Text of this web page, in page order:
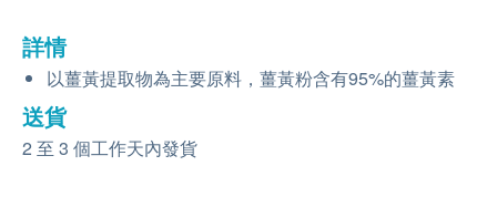
詳情
以薑黃提取物為主要原料，薑黃粉含有95%的薑黃素
送貨
2 至 3 個工作天內發貨